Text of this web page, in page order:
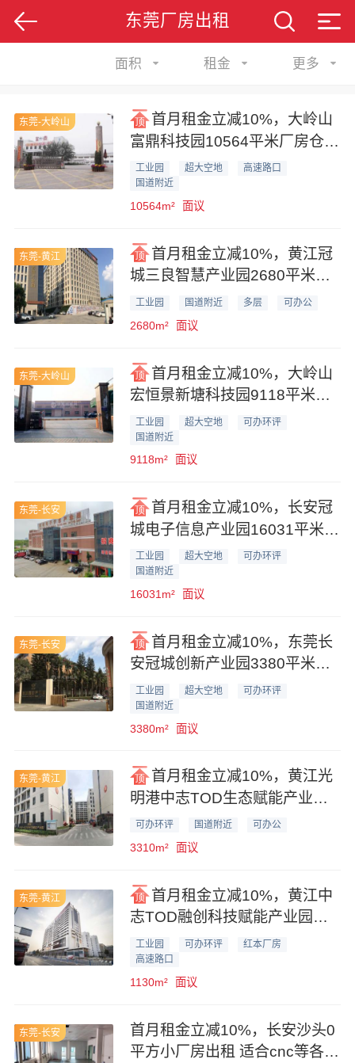
东莞厂房出租
面积 租金 更多
东莞-大岭山
首月租金立减10%，大岭山
富鼎科技园10564平米厂房仓库
业主直租
工业园 超大空地
高速路口
国道附近
10564m² 面议
东莞-黄江
首月租金立减10%，黄江冠
城三良智慧产业园2680平米工
业厂房业主直租
工业园 国道附近 多层 可办公
2680m² 面议
东莞-大岭山
首月租金立减10%，大岭山
宏恒景新塘科技园9118平米一
楼便宜厂房业主直租
工业园 超大空地
可办环评
国道附近
9118m² 面议
东莞-长安
首月租金立减10%，长安冠
城电子信息产业园16031平米厂
房仓库业主直租
工业园 超大空地
可办环评
国道附近
16031m² 面议
东莞-长安
首月租金立减10%，东莞长
安冠城创新产业园3380平米花
园式厂房业主直租
工业园 超大空地
可办环评
国道附近
3380m² 面议
东莞-黄江
首月租金立减10%，黄江光
明港中志TOD生态赋能产业园
3310平米厂房业主直租
可办环评 国道附近 可办公
3310m² 面议
东莞-黄江
首月租金立减10%，黄江中
志TOD融创科技赋能产业园
1130平米厂房业主直租
工业园 可办环评
红本厂房
高速路口
1130m² 面议
东莞-长安
首月租金立减10%，长安沙头0
平方小厂房出租 适合cnc等各种